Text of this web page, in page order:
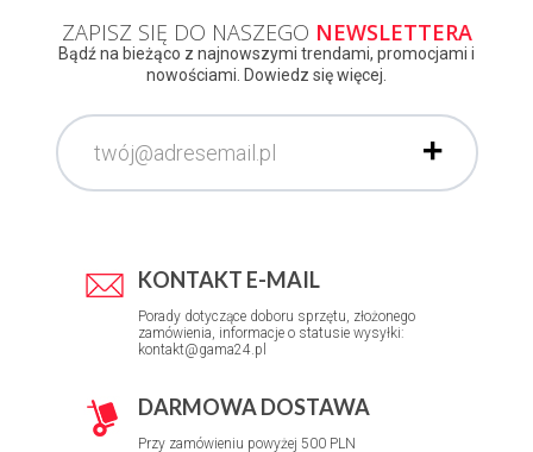
ZAPISZ SIĘ DO NASZEGO NEWSLETTERA
Bądź na bieżąco z najnowszymi trendami, promocjami i
nowościami. Dowiedz się więcej.
KONTAKT E-MAIL
Porady dotyczące doboru sprzętu, złożonego
zamówienia, informacje o statusie wysyłki:
kontakt@gama24.pl
DARMOWA DOSTAWA
Przy zamówieniu powyżej 500 PLN